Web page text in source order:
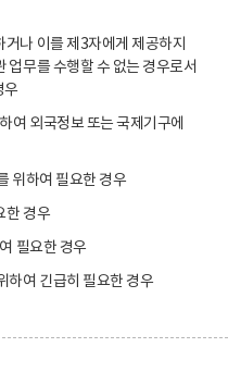
나 이를 제3자에게 제공하지
업무를 수행할 수 없는 경우로서
우
여 외국정보 또는 국제기구에
위하여 필요한 경우
한 경우
필요한 경우
하여 긴급히 필요한 경우